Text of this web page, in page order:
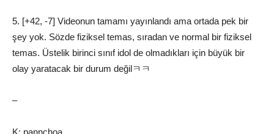
5. [+42, -7] Videonun tamamı yayınlandı ama ortada pek bir
şey yok. Sözde fiziksel temas, sıradan ve normal bir fiziksel
temas. Üstelik birinci sınıf idol de olmadıkları için büyük bir
olay yaratacak bir durum değilㅋㅋ
–
K: pannchoa